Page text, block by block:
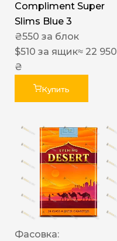
Compliment Super
Slims Blue 3
₴550 за блок
$510 за ящик≈ 22 950
₴
Купить
Фасовка: